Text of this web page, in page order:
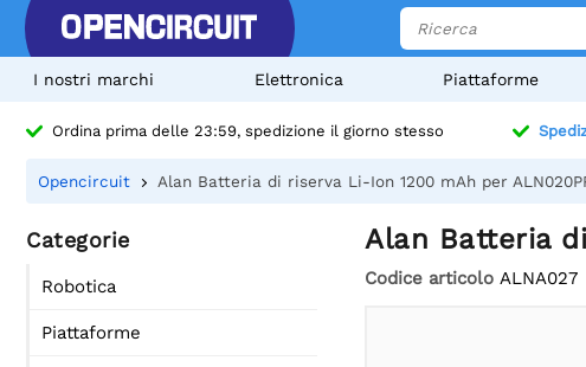
I nostri marchi Elettronica Piattaforme
Ordina prima delle 23:59, spedizione il giorno stesso
Opencircuit Alan Batteria di riserva Li-Ion 1200 mAh per
Categorie
Robotica
Piattaforme
Alan Batteria
Codice articolo ALNA027